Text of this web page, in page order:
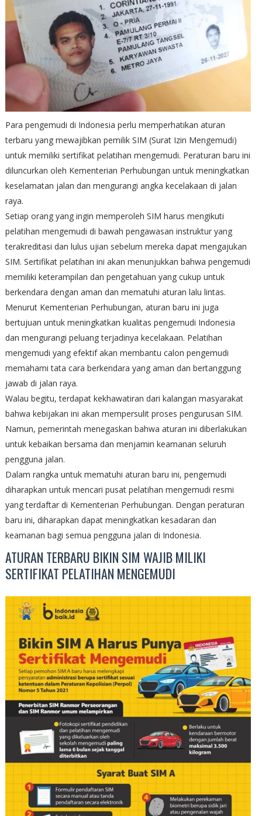
Para pengemudi di Indonesia perlu memperhatikan aturan
terbaru yang mewajibkan pemilik SIM (Surat Izin Mengemudi)
untuk memiliki sertifikat pelatihan mengemudi. Peraturan baru ini
diluncurkan oleh Kementerian Perhubungan untuk meningkatkan
keselamatan jalan dan mengurangi angka kecelakaan di jalan
raya.
Setiap orang yang ingin memperoleh SIM harus mengikuti
pelatihan mengemudi di bawah pengawasan instruktur yang
terakreditasi dan lulus ujian sebelum mereka dapat mengajukan
SIM. Sertifikat pelatihan ini akan menunjukkan bahwa pengemudi
memiliki keterampilan dan pengetahuan yang cukup untuk
berkendara dengan aman dan mematuhi aturan lalu lintas.
Menurut Kementerian Perhubungan, aturan baru ini juga
bertujuan untuk meningkatkan kualitas pengemudi Indonesia
dan mengurangi peluang terjadinya kecelakaan. Pelatihan
mengemudi yang efektif akan membantu calon pengemudi
memahami tata cara berkendara yang aman dan bertanggung
jawab di jalan raya.
Walau begitu, terdapat kekhawatiran dari kalangan masyarakat
bahwa kebijakan ini akan mempersulit proses pengurusan SIM.
Namun, pemerintah menegaskan bahwa aturan ini diberlakukan
untuk kebaikan bersama dan menjamin keamanan seluruh
pengguna jalan.
Dalam rangka untuk mematuhi aturan baru ini, pengemudi
diharapkan untuk mencari pusat pelatihan mengemudi resmi
yang terdaftar di Kementerian Perhubungan. Dengan peraturan
baru ini, diharapkan dapat meningkatkan kesadaran dan
keamanan bagi semua pengguna jalan di Indonesia.
ATURAN TERBARU BIKIN SIM WAJIB MILIKI
SERTIFIKAT PELATIHAN MENGEMUDI